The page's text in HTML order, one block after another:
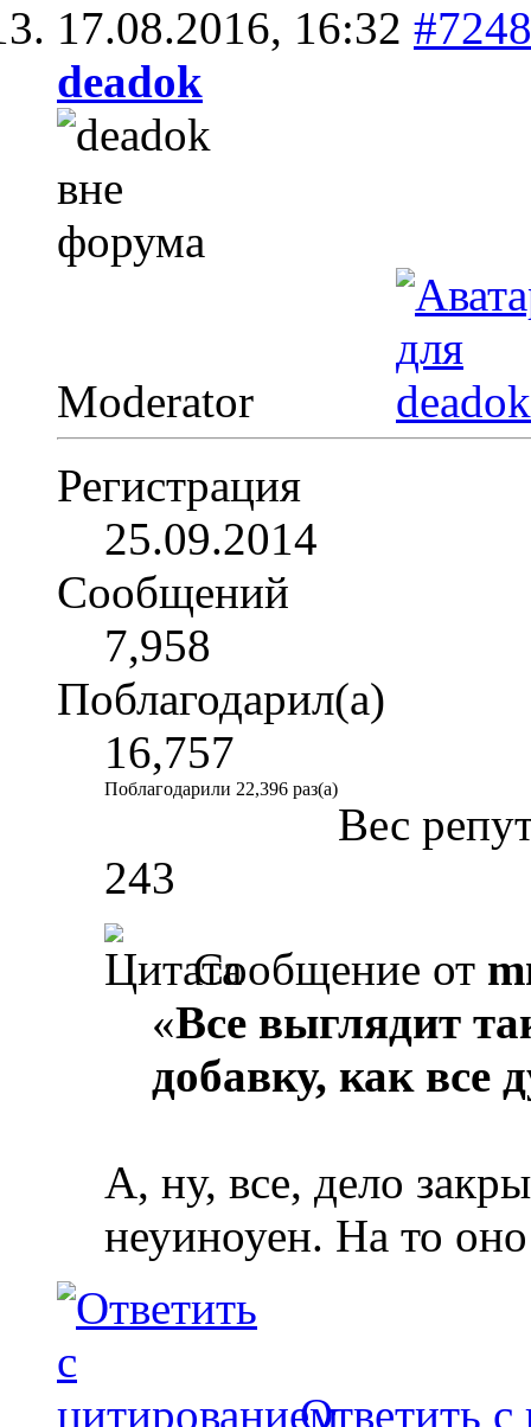
17.08.2016, 16:32 #7248
deadok
Moderator
Регистрация
25.09.2014
Сообщений
7,958
Поблагодарил(а)
16,757
Поблагодарили 22,396 раз(а)
Вес
243
Сообщение от
«Все выглядит
добавку, как все
А, ну, все, дело
неуиноуен. На то
Ответить с